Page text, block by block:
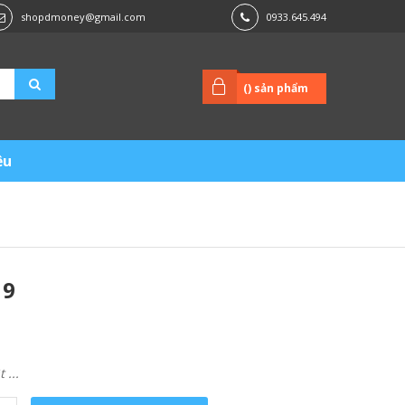
shopdmoney@gmail.com 0933.645.494
() sản phẩm
...